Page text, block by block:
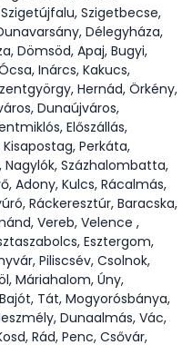
Szigetbecse,
Délegyháza,
Dömsöd, Apaj, Bugyi,
Inárcs, Kakucs,
Hernád, Örkény,
Dunaújváros,
Előszállás,
Perkáta,
Nagylók, Százhalombatta,
Adony, Kulcs, Rácalmás,
Ráckeresztúr, Baracska,
Vereb, Velence ,
Esztergom,
Piliscsév, Csolnok,
Máriahalom, Úny,
Tát, Mogyorósbánya,
Dunaalmás, Vác,
Rád, Penc, Csővár,